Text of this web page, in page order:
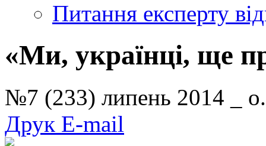
Питання експерту
«Ми, українці, ще
№7 (233) липень 2014
Друк E-mail